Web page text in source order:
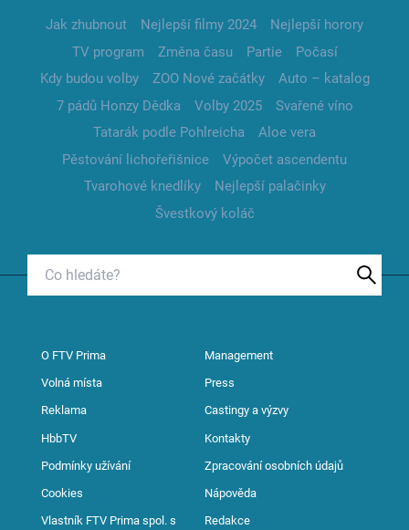
Jak zhubnout Nejlepší filmy 2024
Nejlepší horory
TV program
Změna času Partie
Počasí
Kdy budou volby
ZOO Nové začátky
Auto – katalog
7 pádů Honzy Dědka
Volby 2025
Svařené víno
Tatarák podle Pohlreicha
Aloe vera
Pěstování lichořeřišnice
Výpočet ascendentu
Tvarohové knedlíky
Nejlepší palačinky
Švestkový koláč
O FTV Prima Management
Volná místa Press
Reklama Castingy a výzvy
HbbTV Kontakty
Podmínky užívání Zpracování osobních údajů
Cookies Nápověda
Vlastník FTV Prima spol. s Redakce